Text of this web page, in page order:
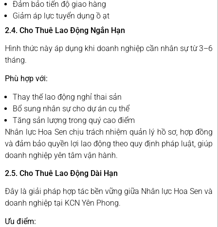
Đảm bảo tiến độ giao hàng
Giảm áp lực tuyển dụng ồ ạt
2.4. Cho Thuê Lao Động Ngắn Hạn
Hình thức này áp dụng khi doanh nghiệp cần nhân sự từ 3–6
tháng.
Phù hợp với:
Thay thế lao động nghỉ thai sản
Bổ sung nhân sự cho dự án cụ thể
Tăng sản lượng trong quý cao điểm
Nhân lực Hoa Sen chịu trách nhiệm quản lý hồ sơ, hợp đồng
và đảm bảo quyền lợi lao động theo quy định pháp luật, giúp
doanh nghiệp yên tâm vận hành.
2.5. Cho Thuê Lao Động Dài Hạn
Đây là giải pháp hợp tác bền vững giữa Nhân lực Hoa Sen và
doanh nghiệp tại KCN Yên Phong.
Ưu điểm: